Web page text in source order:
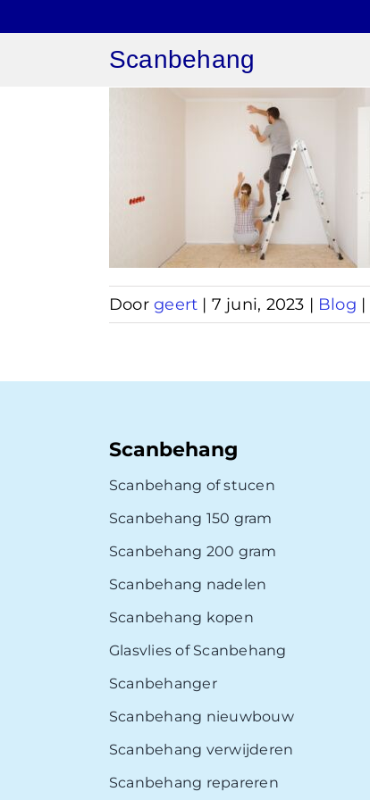
naar
Scanbehang
Doorgeert | 7 juni, 2023 | Blog |
Scanbehang
Scanbehang of stucen
Scanbehang 150 gram
Scanbehang 200 gram
Scanbehang nadelen
Scanbehang kopen
Glasvlies of Scanbehang
Scanbehanger
Scanbehang nieuwbouw
Scanbehang verwijderen
Scanbehang repareren